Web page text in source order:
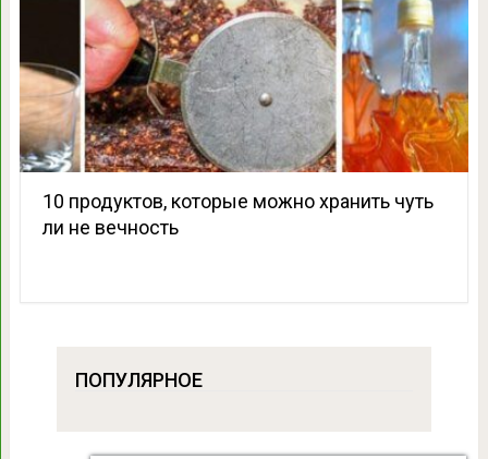
10 продуктов, которые можно хранить чуть
ли не вечность
ПОПУЛЯРНОЕ